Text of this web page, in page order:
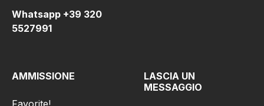
Whatsapp +39 320
5527991
AMMISSIONE
Favorite!
LASCIA UN
MESSAGGIO